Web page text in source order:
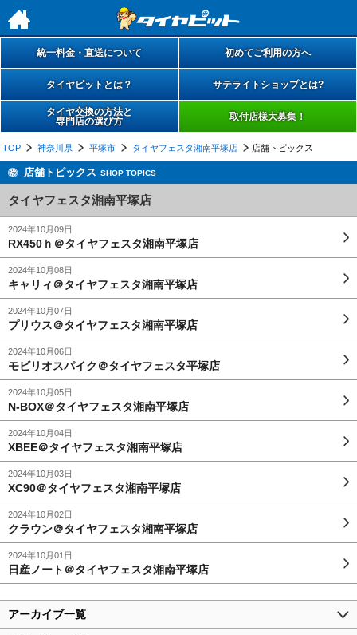
h
統一料金・直送について 初めてご利用の方へ
タイヤピットとは？ サテライトショップとは?
タイヤ交換の方法と
専門店の選び方
取付店様大募集！
TOP 神奈川県 平塚市 タイヤフェスタ湘南平塚店 店舗トピックス
店舗トピックス SHOP TOPICS
タイヤフェスタ湘南平塚店
2024年10月09日
RX450ｈ＠タイヤフェスタ湘南平塚店
2024年10月08日
キャリィ＠タイヤフェスタ湘南平塚店
2024年10月07日
プリウス＠タイヤフェスタ湘南平塚店
2024年10月06日
モビリオスパイク＠タイヤフェスタ平塚店
2024年10月05日
N-BOX＠タイヤフェスタ湘南平塚店
2024年10月04日
XBEE＠タイヤフェスタ湘南平塚店
2024年10月03日
XC90＠タイヤフェスタ湘南平塚店
2024年10月02日
クラウン＠タイヤフェスタ湘南平塚店
2024年10月01日
日産ノート＠タイヤフェスタ湘南平塚店
アーカイブ一覧